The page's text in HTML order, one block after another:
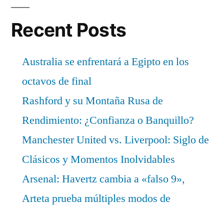
Recent Posts
Australia se enfrentará a Egipto en los
octavos de final
Rashford y su Montaña Rusa de
Rendimiento: ¿Confianza o Banquillo?
Manchester United vs. Liverpool: Siglo de
Clásicos y Momentos Inolvidables
Arsenal: Havertz cambia a «falso 9»,
Arteta prueba múltiples modos de